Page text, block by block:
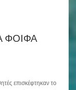
ΦΟΙΦΑ
επισκέφτηκαν το